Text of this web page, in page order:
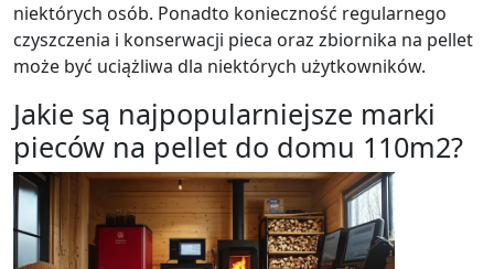
niektórych osób. Ponadto konieczność regularnego
czyszczenia i konserwacji pieca oraz zbiornika na pellet
może być uciążliwa dla niektórych użytkowników.
Jakie są najpopularniejsze marki
pieców na pellet do domu 110m2?